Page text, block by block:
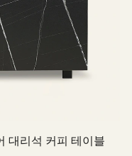
대리석 커피 테이블